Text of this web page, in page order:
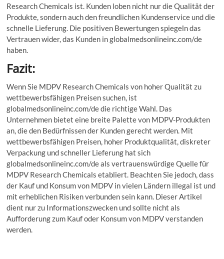
Research Chemicals ist. Kunden loben nicht nur die Qualität der
Produkte, sondern auch den freundlichen Kundenservice und die
schnelle Lieferung. Die positiven Bewertungen spiegeln das
Vertrauen wider, das Kunden in globalmedsonlineinc.com/de
haben.
Fazit:
Wenn Sie MDPV Research Chemicals von hoher Qualität zu
wettbewerbsfähigen Preisen suchen, ist
globalmedsonlineinc.com/de die richtige Wahl. Das
Unternehmen bietet eine breite Palette von MDPV-Produkten
an, die den Bedürfnissen der Kunden gerecht werden. Mit
wettbewerbsfähigen Preisen, hoher Produktqualität, diskreter
Verpackung und schneller Lieferung hat sich
globalmedsonlineinc.com/de als vertrauenswürdige Quelle für
MDPV Research Chemicals etabliert. Beachten Sie jedoch, dass
der Kauf und Konsum von MDPV in vielen Ländern illegal ist und
mit erheblichen Risiken verbunden sein kann. Dieser Artikel
dient nur zu Informationszwecken und sollte nicht als
Aufforderung zum Kauf oder Konsum von MDPV verstanden
werden.